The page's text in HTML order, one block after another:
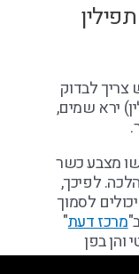
צריך לבדוק
ירא שמים,
מצבע כשר
לפיכך,
לסמוך
מרכז דעת"
והן בפן